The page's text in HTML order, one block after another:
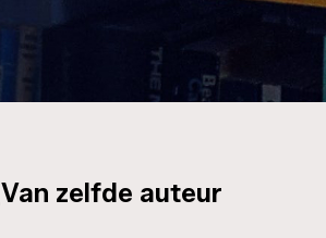
_Van zelfde auteur